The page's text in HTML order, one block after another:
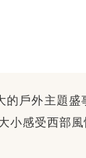
戶外主題
小感受西部